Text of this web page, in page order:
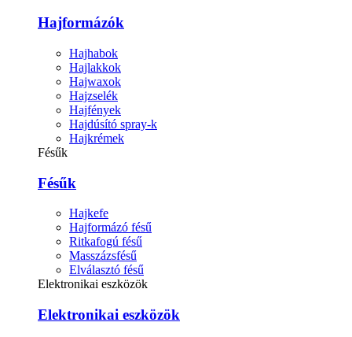
Hajformázók
Hajhabok
Hajlakkok
Hajwaxok
Hajzselék
Hajfények
Hajdúsító spray-k
Hajkrémek
Fésűk
Fésűk
Hajkefe
Hajformázó fésű
Ritkafogú fésű
Masszázsfésű
Elválasztó fésű
Elektronikai eszközök
Elektronikai eszközök